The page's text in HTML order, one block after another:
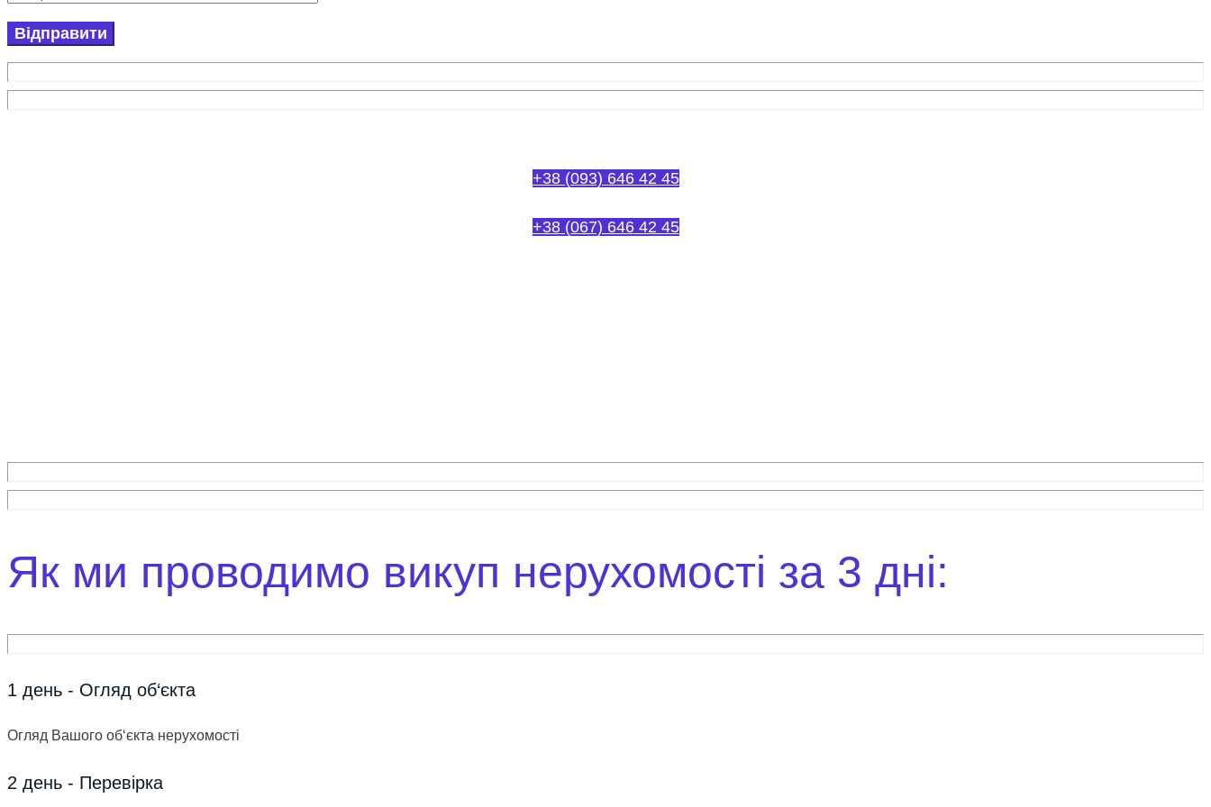
+38 (093) 646 42 45
+38 (067) 646 42 45
Як ми проводимо викуп нерухомості за 3 дні:
1 день - Огляд об‘єкта
Огляд Вашого об‘єкта нерухомості
2 день - Перевірка